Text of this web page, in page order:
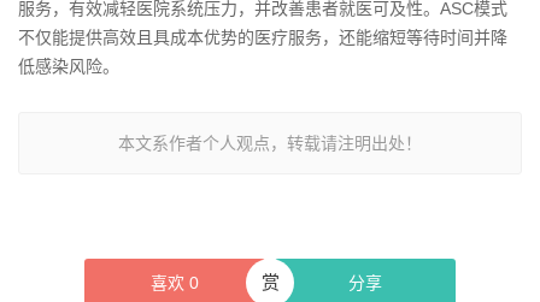
服务，有效减轻医院系统压力，并改善患者就医可及性。ASC模式
不仅能提供高效且具成本优势的医疗服务，还能缩短等待时间并降
低感染风险。
本文系作者个人观点，转载请注明出处！
喜欢 0 分享
赏